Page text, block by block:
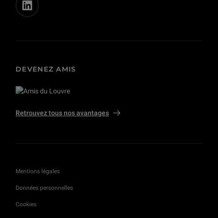
DEVENEZ AMIS
Retrouvez tous nos avantages
Mentions légales
Données personnelles
Cookies